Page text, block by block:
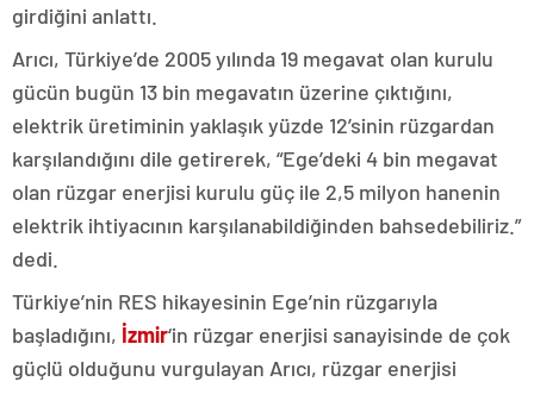
girdiğini anlattı.
Arıcı, Türkiye’de 2005 yılında 19 megavat olan kurulu
gücün bugün 13 bin megavatın üzerine çıktığını,
elektrik üretiminin yaklaşık yüzde 12’sinin rüzgardan
karşılandığını dile getirerek, “Ege’deki 4 bin megavat
olan rüzgar enerjisi kurulu güç ile 2,5 milyon hanenin
elektrik ihtiyacının karşılanabildiğinden bahsedebiliriz.”
dedi.
Türkiye’nin RES hikayesinin Ege’nin rüzgarıyla
başladığını, İzmir‘in rüzgar enerjisi sanayisinde de çok
güçlü olduğunu vurgulayan Arıcı, rüzgar enerjisi